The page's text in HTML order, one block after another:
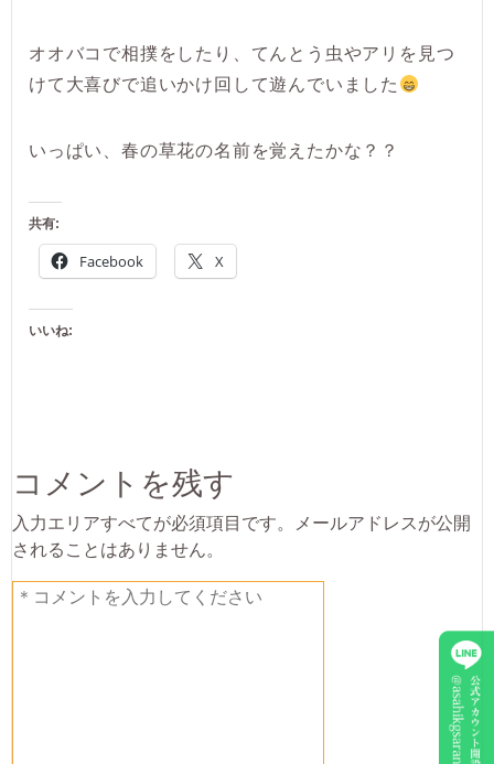
オオバコで相撲をしたり、てんとう虫やアリを見つ
けて大喜びで追いかけ回して遊んでいました
いっぱい、春の草花の名前を覚えたかな？？
共有:
Facebook X
いいね:
コメントを残す
入力エリアすべてが必須項目です。メールアドレスが公開
されることはありません。